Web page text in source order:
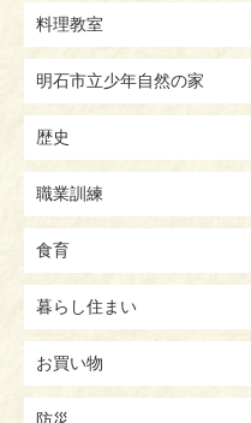
料理教室
明石市立少年自然の家
歴史
職業訓練
食育
暮らし住まい
お買い物
防災